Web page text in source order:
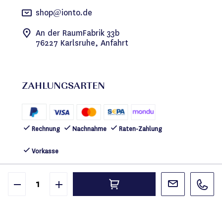
shop@ionto.de
An der RaumFabrik 33b
76227 Karlsruhe, Anfahrt
ZAHLUNGSARTEN
Rechnung Nachnahme Raten-Zahlung
Vorkasse
FOLGEN SIE UNS